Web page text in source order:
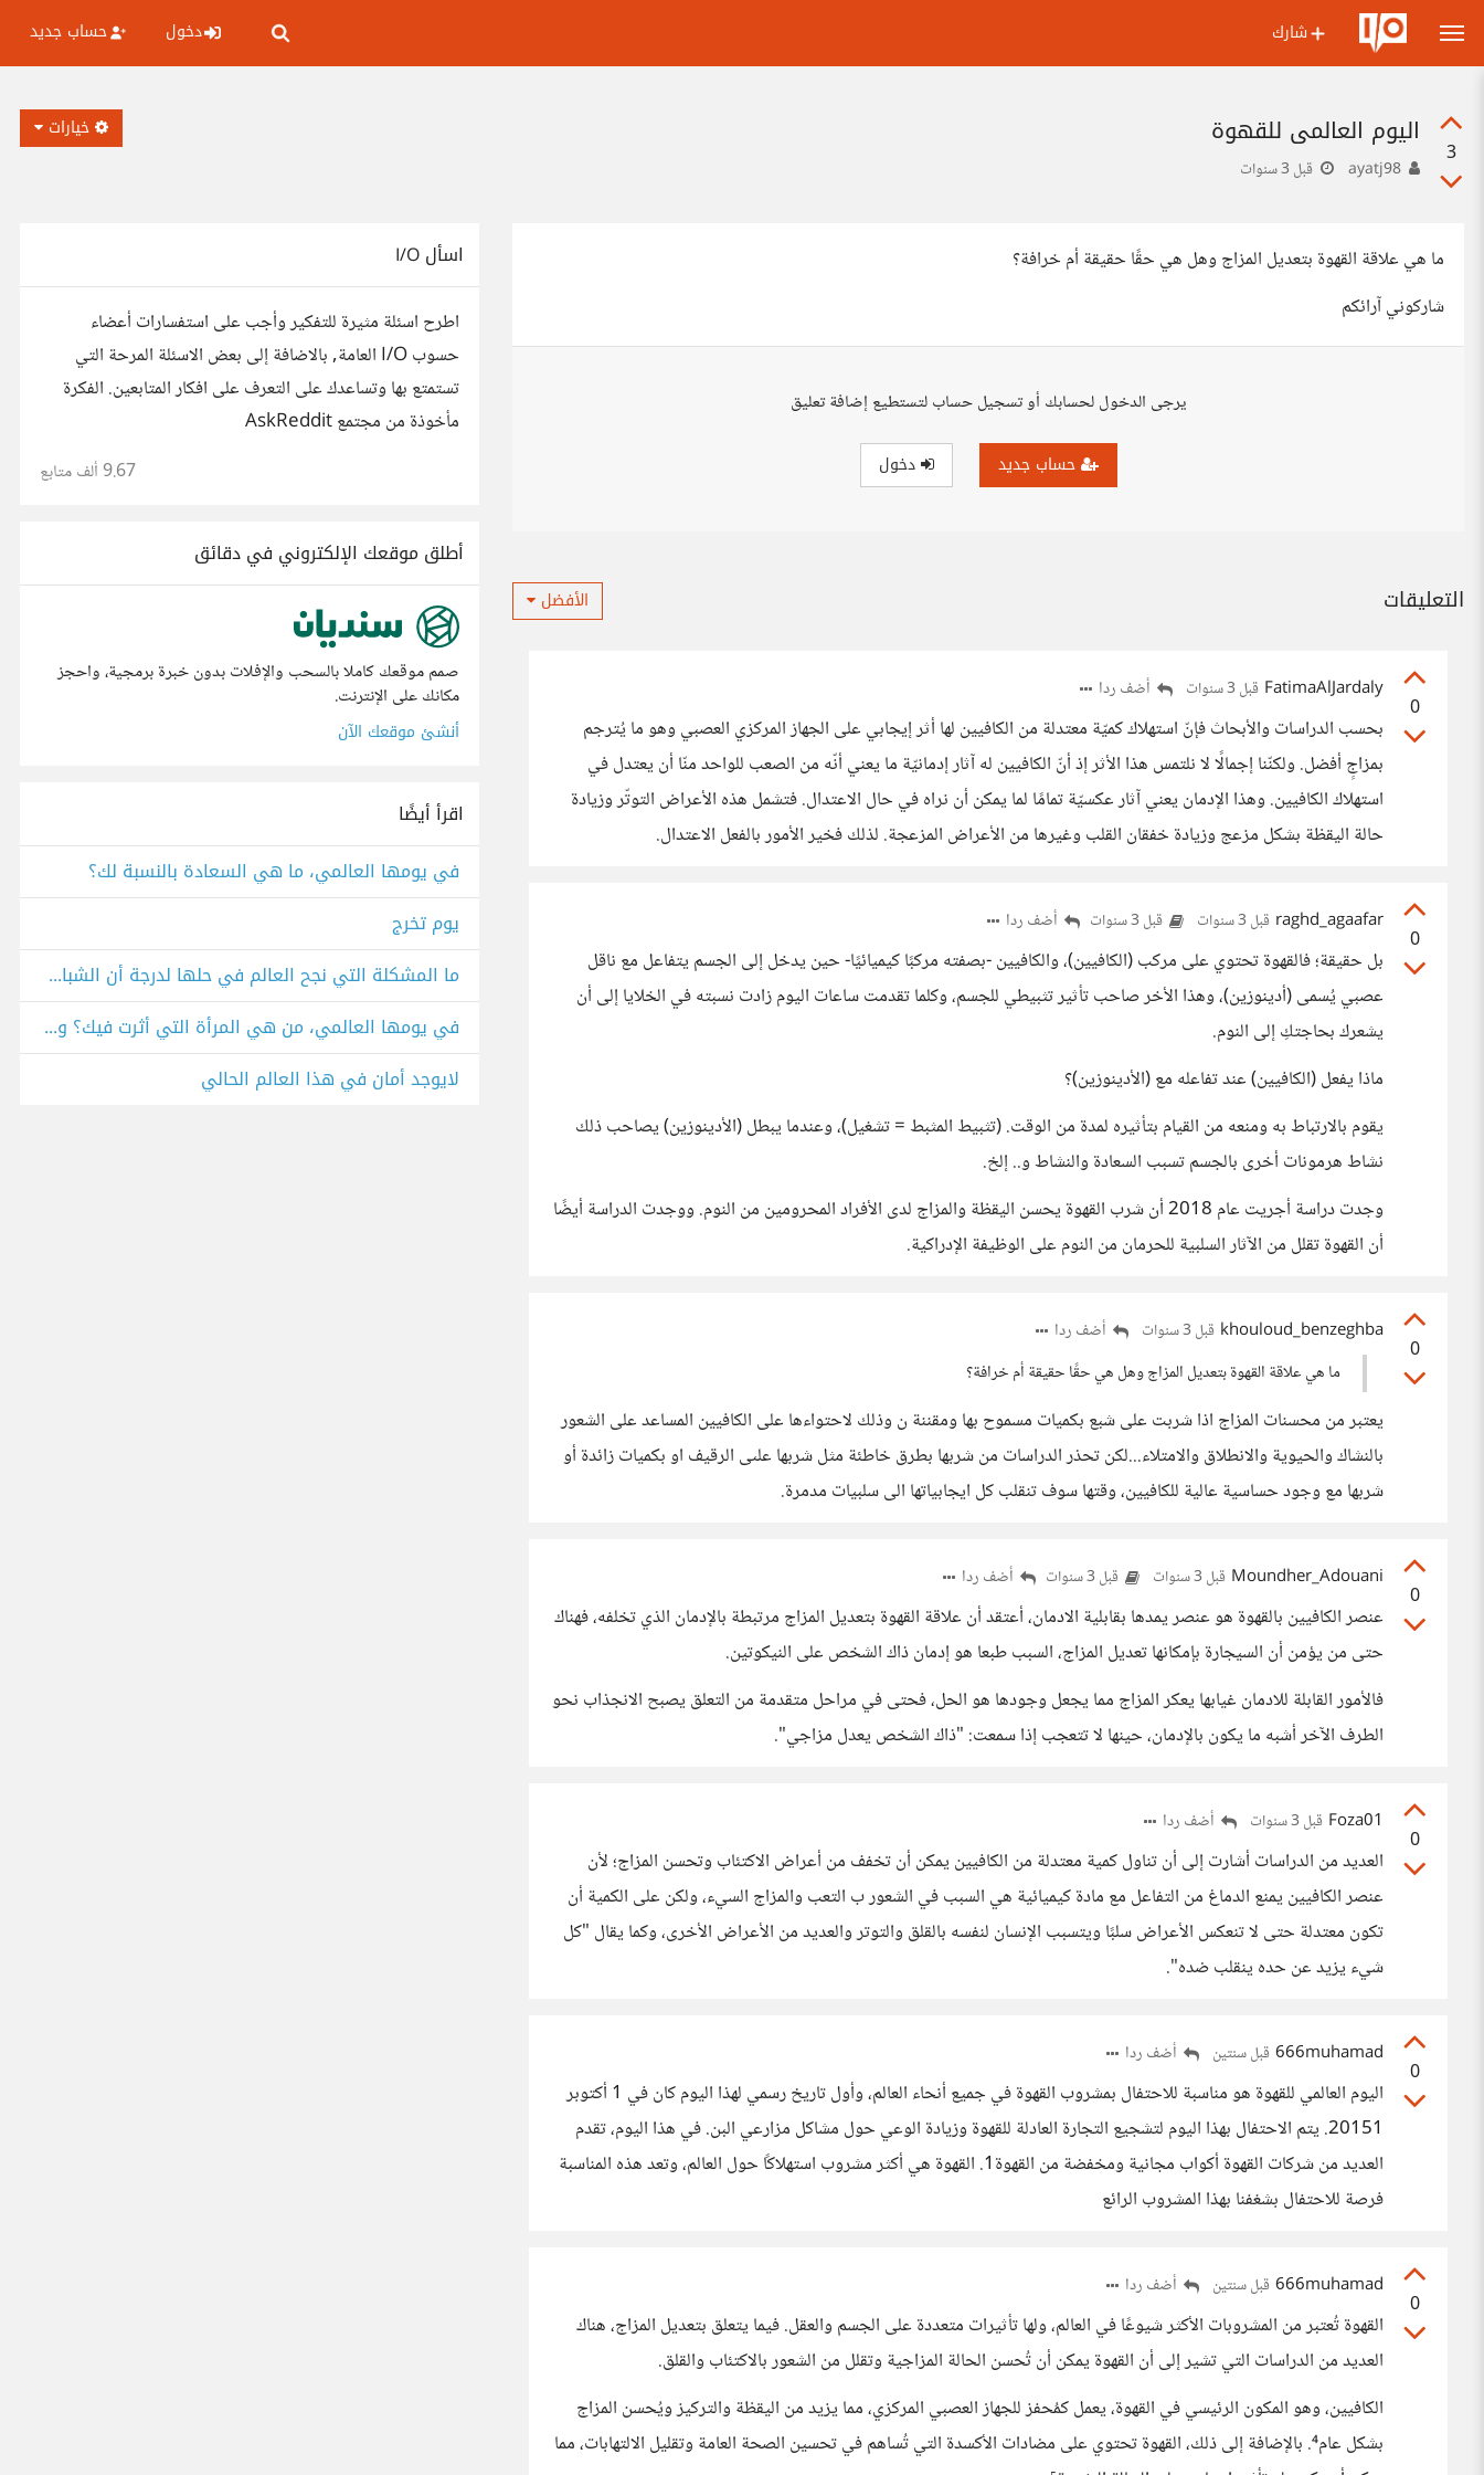
شارك دخول حساب جديد
3
اليوم العالمي للقهوة
قبل 3 سنوات
خيارات
ما هي علاقة القهوة بتعديل المزاج وهل هي حقًا حقيقة أم خرافة؟
شاركوني آرائكم
يرجى الدخول لحسابك أو تسجيل حساب لتستطيع إضافة تعليق
حساب جديد دخول
التعليقات الأفضل
0
FatimaAlJardaly قبل 3 سنوات أضف ردا
بحسب الدراسات والأبحاث فإنّ استهلاك كميّة معتدلة من الكافيين لها أثر إيجابي على الجهاز المركزي العصبي وهو ما يُترجم
بمزاجٍ أفضل. ولكنّنا إجمالًا لا نلتمس هذا الأثر إذ أنّ الكافيين له آثار إدمانيّة ما يعني أنّه من الصعب للواحد منّا أن يعتدل في
استهلاك الكافيين. وهذا الإدمان يعني آثار عكسيّة تمامًا لما يمكن أن نراه في حال الاعتدال. فتشمل هذه الأعراض التوتّر وزيادة
حالة اليقظة بشكل مزعج وزيادة خفقان القلب وغيرها من الأعراض المزعجة. لذلك فخير الأمور بالفعل الاعتدال.
0
raghd_agaafar قبل 3 سنوات قبل 3 سنوات أضف ردا
بل حقيقة؛ فالقهوة تحتوي على مركب (الكافيين)، والكافيين -بصفته مركبًا كيميائيًا- حين يدخل إلى الجسم يتفاعل مع ناقل
عصبي يُسمى (أدينوزين)، وهذا الأخر صاحب تأثير تثبيطي للجسم، وكلما تقدمت ساعات اليوم زادت نسبته في الخلايا إلى أن
يشعرك بحاجتكِ إلى النوم.
ماذا يفعل (الكافيين) عند تفاعله مع (الأدينوزين)؟
يقوم بالارتباط به ومنعه من القيام بتأثيره لمدة من الوقت. (تثبيط المثبط = تشغيل)، وعندما يبطل (الأدينوزين) يصاحب ذلك
نشاط هرمونات أخرى بالجسم تسبب السعادة والنشاط و.. إلخ.
وجدت دراسة أجريت عام 2018 أن شرب القهوة يحسن اليقظة والمزاج لدى الأفراد المحرومين من النوم. ووجدت الدراسة أيضًا
أن القهوة تقلل من الآثار السلبية للحرمان من النوم على الوظيفة الإدراكية.
0
khouloud_benzeghba قبل 3 سنوات
أضف ردا
ما هي علاقة القهوة بتعديل المزاج وهل هي حقًا حقيقة أم خرافة؟
يعتبر من محسنات المزاج اذا شربت على شبع بكميات مسموح بها ومقننة ن وذلك لاحتواءها على الكافيين المساعد على الشعور
بالنشاك والحيوية والانطلاق والامتلاء...لكن تحذر الدراسات من شربها بطرق خاطئة مثل شربها علىى الرقيف او بكميات زائدة أو
شربها مع وجود حساسية عالية للكافيين، وقتها سوف تنقلب كل ايجابياتها الى سلبيات مدمرة.
0
Moundher_Adouani قبل 3 سنوات قبل 3 سنوات أضف ردا
عنصر الكافيين بالقهوة هو عنصر يمدها بقابلية الادمان، أعتقد أن علاقة القهوة بتعديل المزاج مرتبطة بالإدمان الذي تخلفه، فهناك
حتى من يؤمن أن السيجارة بإمكانها تعديل المزاج، السبب طبعا هو إدمان ذاك الشخص على النيكوتين.
فالأمور القابلة للادمان غيابها يعكر المزاج مما يجعل وجودها هو الحل، فحتى في مراحل متقدمة من التعلق يصبح الانجذاب نحو
الطرف الآخر أشبه ما يكون بالإدمان، حينها لا تتعجب إذا سمعت: "ذاك الشخص يعدل مزاجي".
0
Foza01 قبل 3 سنوات أضف ردا
العديد من الدراسات أشارت إلى أن تناول كمية معتدلة من الكافيين يمكن أن تخفف من أعراض الاكتئاب وتحسن المزاج؛ لأن
عنصر الكافيين يمنع الدماغ من التفاعل مع مادة كيميائية هي السبب في الشعور ب التعب والمزاج السيء، ولكن على الكمية أن
تكون معتدلة حتى لا تنعكس الأعراض سلبًا ويتسبب الإنسان لنفسه بالقلق والتوتر والعديد من الأعراض الأخرى، وكما يقال "كل
شيء يزيد عن حده ينقلب ضده".
0
666muhamad قبل سنتين أضف ردا
اليوم العالمي للقهوة هو مناسبة للاحتفال بمشروب القهوة في جميع أنحاء العالم، وأول تاريخ رسمي لهذا اليوم كان في 1 أكتوبر
20151. يتم الاحتفال بهذا اليوم لتشجيع التجارة العادلة للقهوة وزيادة الوعي حول مشاكل مزارعي البن. في هذا اليوم، تقدم
العديد من شركات القهوة أكواب مجانية ومخفضة من القهوة1. القهوة هي أكثر مشروب استهلاكًا حول العالم، وتعد هذه المناسبة
فرصة للاحتفال بشغفنا بهذا المشروب الرائع
0
666muhamad قبل سنتين أضف ردا
القهوة تُعتبر من المشروبات الأكثر شيوعًا في العالم، ولها تأثيرات متعددة على الجسم والعقل. فيما يتعلق بتعديل المزاج، هناك
العديد من الدراسات التي تشير إلى أن القهوة يمكن أن تُحسن الحالة المزاجية وتقلل من الشعور بالاكتئاب والقلق.
الكافيين، وهو المكون الرئيسي في القهوة، يعمل كمُحفز للجهاز العصبي المركزي، مما يزيد من اليقظة والتركيز ويُحسن المزاج
بشكل عام⁴. بالإضافة إلى ذلك، القهوة تحتوي على مضادات الأكسدة التي تُساهم في تحسين الصحة العامة وتقليل الالتهابات، مما
اسأل I/O
اطرح اسئلة مثيرة للتفكير وأجب على استفسارات أعضاء
حسوب I/O العامة, بالاضافة إلى بعض الاسئلة المرحة التي
تستمتع بها وتساعدك على التعرف على افكار المتابعين. الفكرة
مأخوذة من مجتمع AskReddit
9.67 ألف متابع
أطلق موقعك الإلكتروني في دقائق
صمم موقعك كاملا بالسحب والإفلات بدون خبرة برمجية، واحجز
مكانك على الإنترنت.
أنشئ موقعك الآن
اقرأ أيضًا
في يومها العالمي، ما هي السعادة بالنسبة لك؟
يوم تخرج
ما المشكلة التي نجح العالم في حلها لدرجة أن الشباب اليوم لم يشعروا بوجودها؟
في يومها العالمي، من هي المرأة التي أثرت فيك؟ وماذا تقول لها؟
لايوجد أمان في هذا العالم الحالي